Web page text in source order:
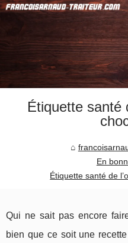
Étiquette santé
En
Étiquette santé de
Qui ne sait pas encore
bien que ce soit une